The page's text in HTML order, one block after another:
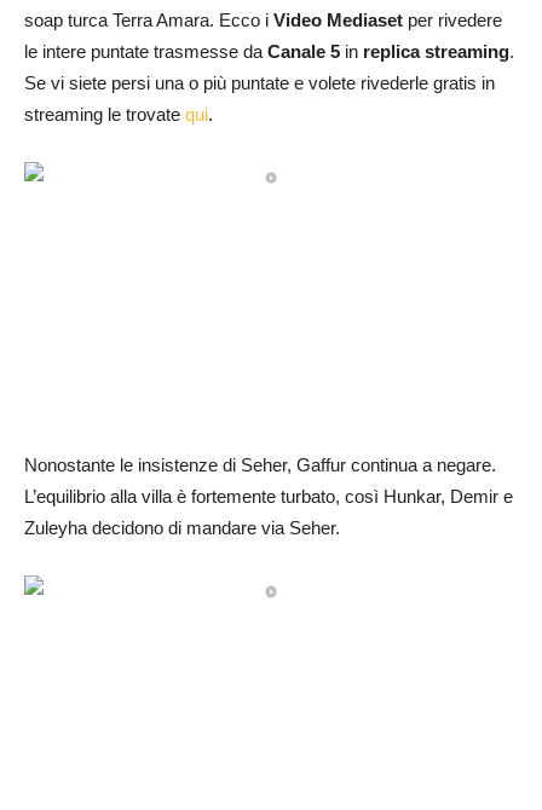
soap turca Terra Amara. Ecco i Video Mediaset per rivedere
le intere puntate trasmesse da Canale 5 in replica streaming.
Se vi siete persi una o più puntate e volete rivederle gratis in
streaming le trovate qui.
Nonostante le insistenze di Seher, Gaffur continua a negare.
L’equilibrio alla villa è fortemente turbato, così Hunkar, Demir e
Zuleyha decidono di mandare via Seher.